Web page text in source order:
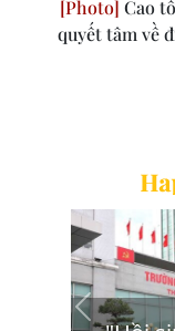
Cao
quyết tâm về